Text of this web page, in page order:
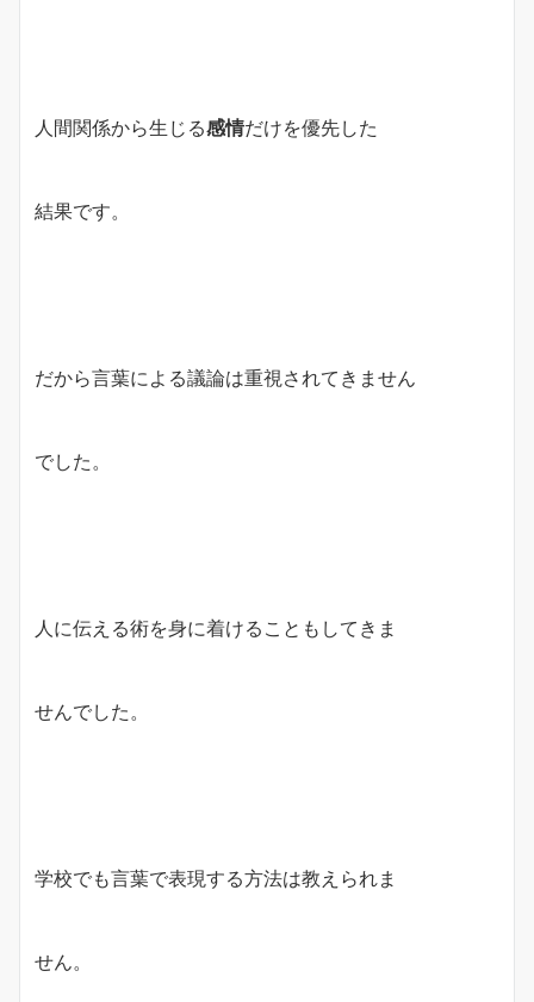
人間関係から生じる感情だけを優先した
結果です。
だから言葉による議論は重視されてきません
でした。
人に伝える術を身に着けることもしてきま
せんでした。
学校でも言葉で表現する方法は教えられま
せん。